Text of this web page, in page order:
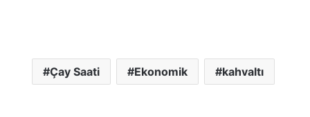
Çay Saati Ekonomik kahvaltı